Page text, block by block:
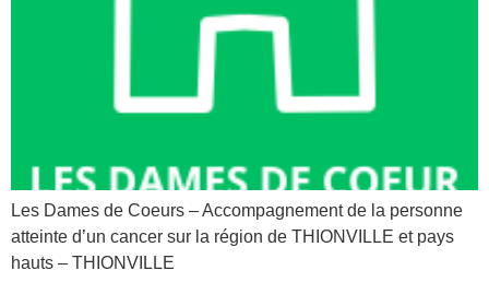
Les Dames de Coeurs – Accompagnement de la personne
atteinte d’un cancer sur la région de THIONVILLE et pays
hauts – THIONVILLE